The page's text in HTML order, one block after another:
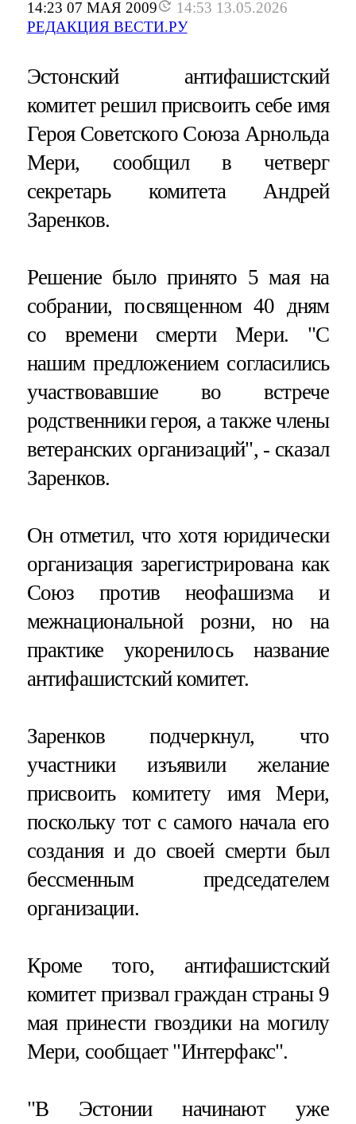
14:23 07 МАЯ 2009
14:53 13.05.2026
РЕДАКЦИЯ ВЕСТИ.РУ
Эстонский антифашистский
комитет решил присвоить себе имя
Героя Советского Союза Арнольда
Мери, сообщил в четверг
секретарь комитета Андрей
Заренков.
Решение было принято 5 мая на
собрании, посвященном 40 дням
со времени смерти Мери. "С
нашим предложением согласились
участвовавшие во встрече
родственники героя, а также члены
ветеранских организаций", - сказал
Заренков.
Он отметил, что хотя юридически
организация зарегистрирована как
Союз против неофашизма и
межнациональной розни, но на
практике укоренилось название
антифашистский комитет.
Заренков подчеркнул, что
участники изъявили желание
присвоить комитету имя Мери,
поскольку тот с самого начала его
создания и до своей смерти был
бессменным председателем
организации.
Кроме того, антифашистский
комитет призвал граждан страны 9
мая принести гвоздики на могилу
Мери, сообщает "Интерфакс".
"В Эстонии начинают уже